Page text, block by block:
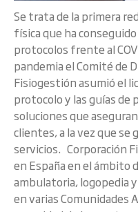
Se trata de la primera
física que ha
protocolos frente al
pandemia el Comité de
Fisiogestión asumió el
protocolo y las guías de
soluciones que
clientes, a la vez que se
servicios. Corporación
en España en el ámbito
ambulatoria, logopedia
en varias Comunidades